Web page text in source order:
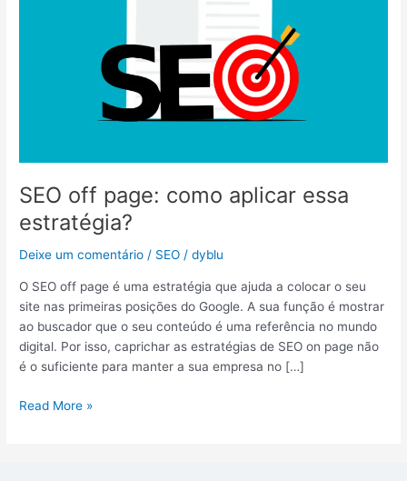
SEO off page: como aplicar essa
estratégia?
Deixe um comentário / SEO /dyblu
O SEO off page é uma estratégia que ajuda a colocar o seu
site nas primeiras posições do Google. A sua função é mostrar
ao buscador que o seu conteúdo é uma referência no mundo
digital. Por isso, caprichar as estratégias de SEO on page não
é o suficiente para manter a sua empresa no […]
Read More »